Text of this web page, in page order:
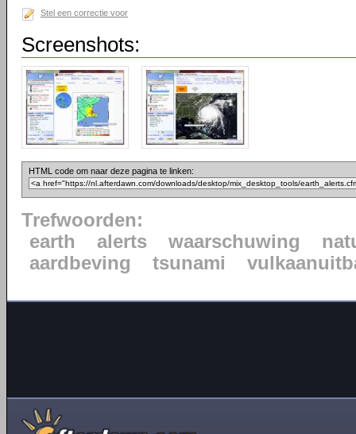
Stel een correctie voor
Screenshots:
HTML code om naar deze pagina te linken:
Trefwoorden:
earth
alerts waarschuwing
aardbeving
tsunami